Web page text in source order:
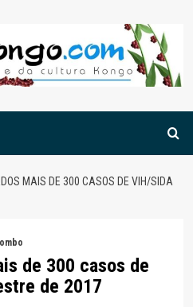
MAIS DE 300 CASOS DE VIH/SIDA
de 300 casos de
de 2017